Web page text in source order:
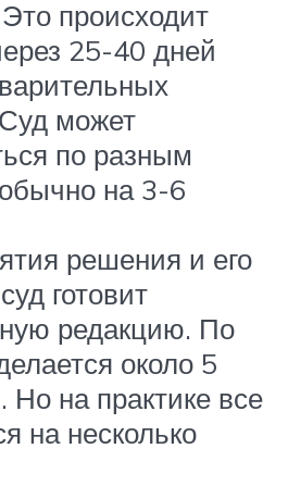
происходит
25-40 дней
может
по разным
на 3-6
решения и его
готовит
редакцию. По
около 5
Но на практике все
на несколько